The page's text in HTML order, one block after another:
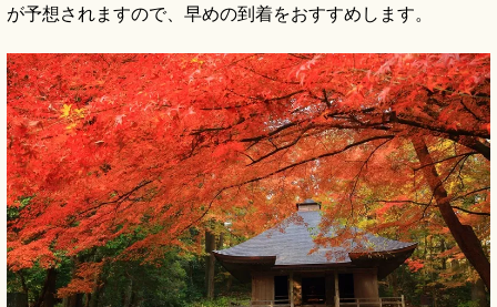
が予想されますので、早めの到着をおすすめします。